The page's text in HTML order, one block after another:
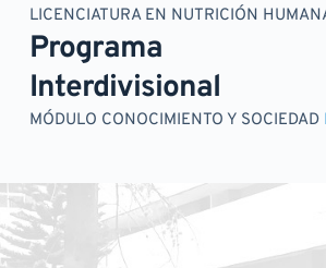
LICENCIATURA EN NUTRICIÓN
Programa
Interdivisional
MÓDULO CONOCIMIENTO Y SOCIEDAD